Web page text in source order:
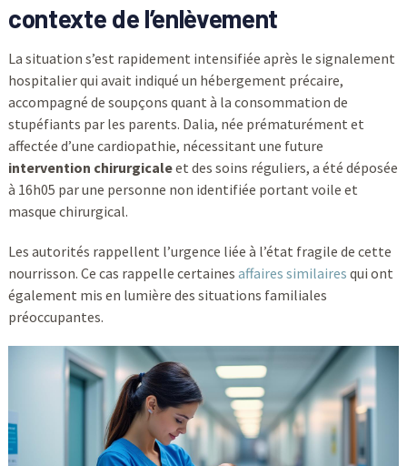
contexte de l’enlèvement
La situation s’est rapidement intensifiée après le signalement
hospitalier qui avait indiqué un hébergement précaire,
accompagné de soupçons quant à la consommation de
stupéfiants par les parents. Dalia, née prématurément et
affectée d’une cardiopathie, nécessitant une future
intervention chirurgicaleet des soins réguliers, a été déposée
à 16h05 par une personne non identifiée portant voile et
masque chirurgical.
Les autorités rappellent l’urgence liée à l’état fragile de cette
nourrisson. Ce cas rappelle certaines affaires similaires qui ont
également mis en lumière des situations familiales
préoccupantes.